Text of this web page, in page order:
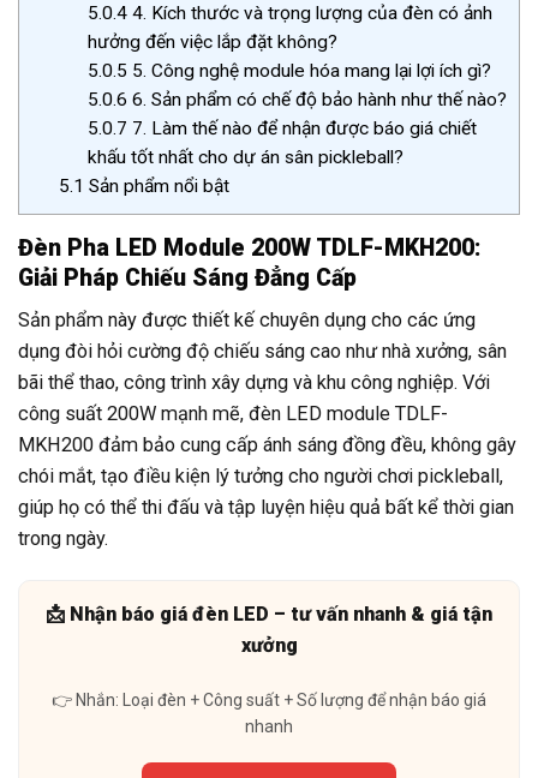
5.0.44. Kích thước và trọng lượng của đèn có ảnh
hưởng đến việc lắp đặt không?
5.0.5 5. Công nghệ module hóa mang lại lợi ích gì?
5.0.6 6. Sản phẩm có chế độ bảo hành như thế nào?
5.0.7 7. Làm thế nào để nhận được báo giá chiết
khấu tốt nhất cho dự án sân pickleball?
5.1 Sản phẩm nổi bật
Đèn Pha LED Module 200W TDLF-MKH200:
Giải Pháp Chiếu Sáng Đẳng Cấp
Sản phẩm này được thiết kế chuyên dụng cho các ứng
dụng đòi hỏi cường độ chiếu sáng cao như nhà xưởng, sân
bãi thể thao, công trình xây dựng và khu công nghiệp. Với
công suất 200W mạnh mẽ, đèn LED module TDLF-
MKH200 đảm bảo cung cấp ánh sáng đồng đều, không gây
chói mắt, tạo điều kiện lý tưởng cho người chơi pickleball,
giúp họ có thể thi đấu và tập luyện hiệu quả bất kể thời gian
trong ngày.
📩 Nhận báo giá đèn LED – tư vấn nhanh & giá tận
xưởng
👉 Nhắn: Loại đèn + Công suất + Số lượng để nhận báo giá
nhanh